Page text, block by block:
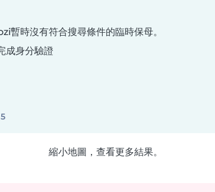
暫時沒有符合搜尋條件的臨時保母。
成身分驗證
縮小地圖，查看更多結果。